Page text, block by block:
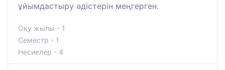
ұйымдастыру әдістерін меңгерген.
Оқу жылы - 1
Семестр - 1
Несиелер - 4